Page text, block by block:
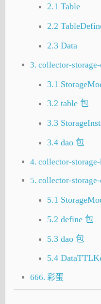
2.1 Table
2.2
2.3 Data
3. collector-
3.1
3.2 table 包
3.3
3.4 dao 包
4. collector-
5. collector-
5.1
5.2 define 包
5.3 dao 包
5.4
666. 彩蛋